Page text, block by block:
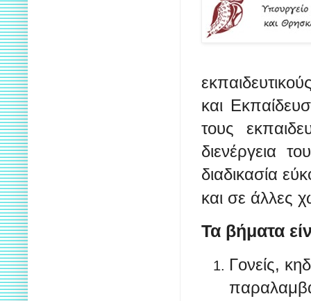
και
τους
διενέργεια
διαδικασία
και σε άλλες
Τα βήματα
Γονείς,